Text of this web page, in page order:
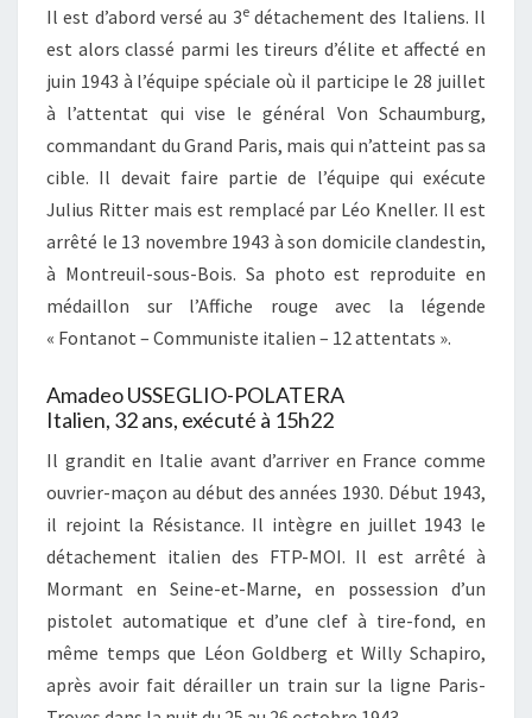
Il est d’abord versé au 3edétachement des Italiens. Il
est alors classé parmi les tireurs d’élite et affecté en
juin 1943 à l’équipe spéciale où il participe le 28 juillet
à l’attentat qui vise le général Von Schaumburg,
commandant du Grand Paris, mais qui n’atteint pas sa
cible. Il devait faire partie de l’équipe qui exécute
Julius Ritter mais est remplacé par Léo Kneller. Il est
arrêté le 13 novembre 1943 à son domicile clandestin,
à Montreuil-sous-Bois. Sa photo est reproduite en
médaillon sur l’Affiche rouge avec la légende
« Fontanot – Communiste italien – 12 attentats ».
Amadeo USSEGLIO-POLATERA
Italien, 32 ans, exécuté à 15h22
Il grandit en Italie avant d’arriver en France comme
ouvrier-maçon au début des années 1930. Début 1943,
il rejoint la Résistance. Il intègre en juillet 1943 le
détachement italien des FTP-MOI. Il est arrêté à
Mormant en Seine-et-Marne, en possession d’un
pistolet automatique et d’une clef à tire-fond, en
même temps que Léon Goldberg et Willy Schapiro,
après avoir fait dérailler un train sur la ligne Paris-